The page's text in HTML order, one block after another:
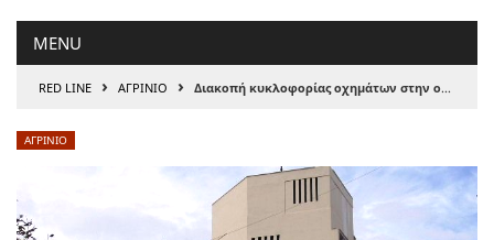
MENU
RED LINE › ΑΓΡΙΝΙΟ › Διακοπή κυκλοφορίας οχημάτων στην οδό Σκαλτσοδήμου.
ΑΓΡΙΝΙΟ